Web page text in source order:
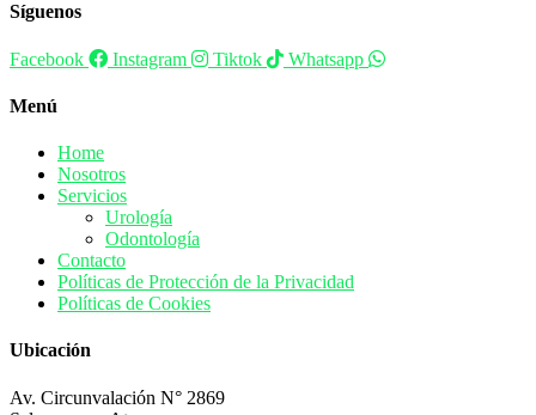
Síguenos
Facebook Instagram Tiktok Whatsapp
Menú
Home
Nosotros
Servicios
Urología
Odontología
Contacto
Políticas de Protección de la Privacidad
Políticas de Cookies
Ubicación
Av. Circunvalación N° 2869